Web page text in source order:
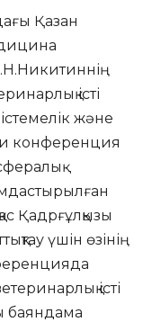
Қазан
істі
және
конференция
Қадрғұлқызы
үшін өзінің
істі
баяндама